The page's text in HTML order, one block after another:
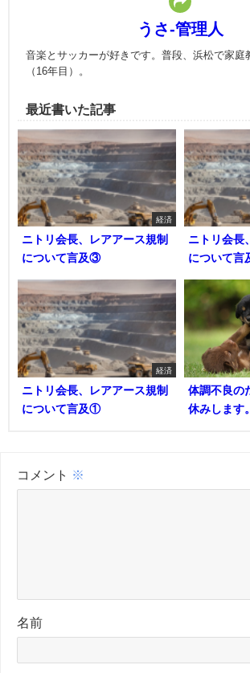
うさ-管理人
音楽とサッカーが好きです。普段、浜松で家庭
（16年目）。
最近書いた記事
経済
ニトリ会長、レアアース規制
について言及③
ニトリ会長
について
経済
ニトリ会長、レアアース規制
について言及①
体調不良の
休みします。
コメント ※
名前